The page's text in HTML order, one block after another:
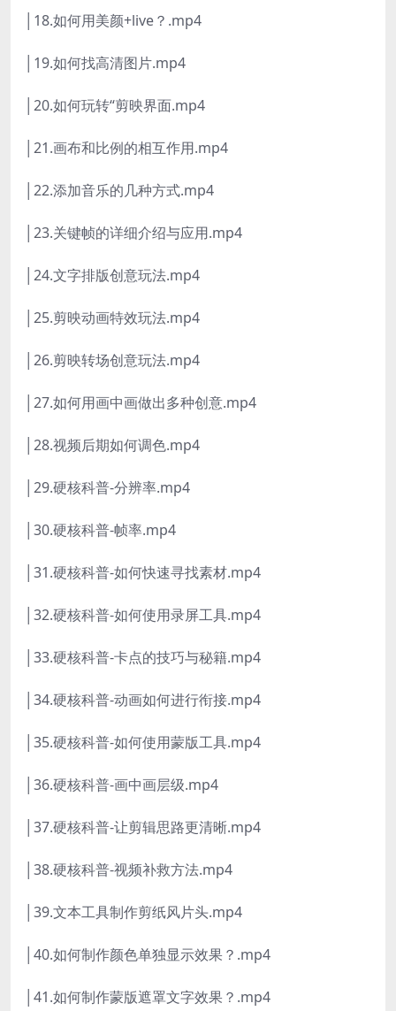
│18.如何用美颜+live？.mp4
│19.如何找高清图片.mp4
│20.如何玩转“剪映界面.mp4
│21.画布和比例的相互作用.mp4
│22.添加音乐的几种方式.mp4
│23.关键帧的详细介绍与应用.mp4
│24.文字排版创意玩法.mp4
│25.剪映动画特效玩法.mp4
│26.剪映转场创意玩法.mp4
│27.如何用画中画做出多种创意.mp4
│28.视频后期如何调色.mp4
│29.硬核科普-分辨率.mp4
│30.硬核科普-帧率.mp4
│31.硬核科普-如何快速寻找素材.mp4
│32.硬核科普-如何使用录屏工具.mp4
│33.硬核科普-卡点的技巧与秘籍.mp4
│34.硬核科普-动画如何进行衔接.mp4
│35.硬核科普-如何使用蒙版工具.mp4
│36.硬核科普-画中画层级.mp4
│37.硬核科普-让剪辑思路更清晰.mp4
│38.硬核科普-视频补救方法.mp4
│39.文本工具制作剪纸风片头.mp4
│40.如何制作颜色单独显示效果？.mp4
│41.如何制作蒙版遮罩文字效果？.mp4